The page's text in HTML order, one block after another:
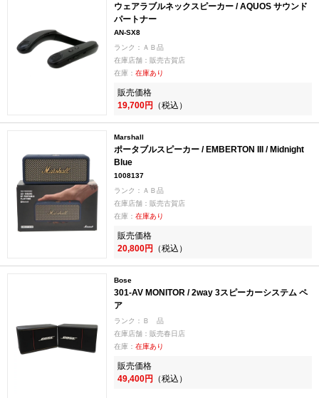
ウェアラブルネックスピーカー / AQUOS サウンド
パートナー
AN-SX8
ランク：ＡＢ品
在庫店舗：販売古賀店
在庫： 在庫あり
販売価格
19,700円 （税込）
Marshall
ポータブルスピーカー / EMBERTON III / Midnight
Blue
1008137
ランク：ＡＢ品
在庫店舗：販売古賀店
在庫： 在庫あり
販売価格
20,800円 （税込）
Bose
301-AV MONITOR / 2way 3スピーカーシステム ペ
ア
ランク：Ｂ 品
在庫店舗：販売春日店
在庫： 在庫あり
販売価格
49,400円 （税込）